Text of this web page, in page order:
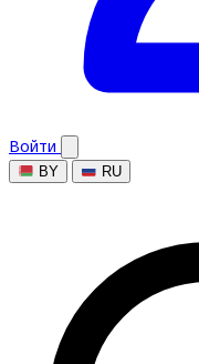
Войти
BY RU